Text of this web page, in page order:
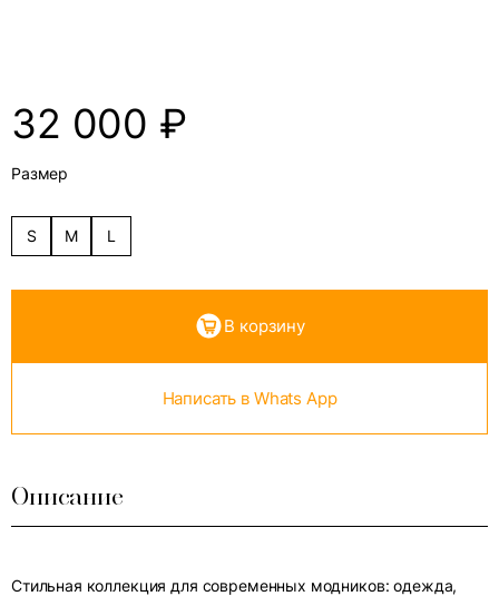
32 000 ₽
Размер
S M L
В корзину
Написать в Whats App
Описание
Стильная коллекция для современных модников: одежда,